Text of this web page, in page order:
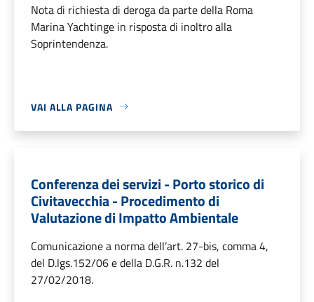
Nota di richiesta di deroga da parte della Roma
Marina Yachtinge in risposta di inoltro alla
Soprintendenza.
VAI ALLA PAGINA
Conferenza dei servizi - Porto storico di
Civitavecchia - Procedimento di
Valutazione di Impatto Ambientale
Comunicazione a norma dell’art. 27-bis, comma 4,
del D.lgs.152/06 e della D.G.R. n.132 del
27/02/2018.